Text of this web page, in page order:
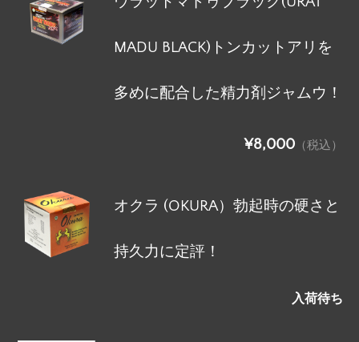
MADU BLACK)トンカットアリを
多めに配合した精力剤ジャムウ！
¥8,000 （税込）
オクラ (OKURA）勃起時の硬さと
持久力に定評！
入荷待ち